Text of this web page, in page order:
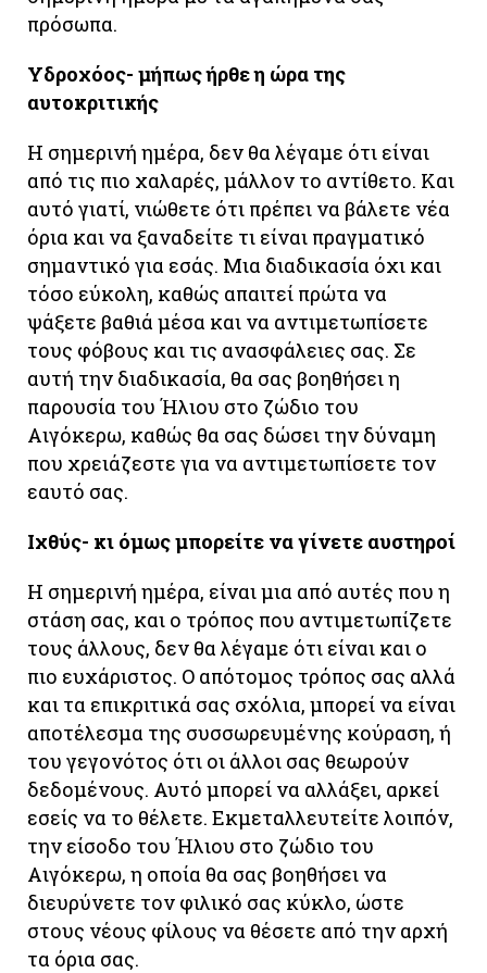
πρόσωπα.
Υδροχόος- μήπως ήρθε η ώρα της
αυτοκριτικής
Η σημερινή ημέρα, δεν θα λέγαμε ότι είναι
από τις πιο χαλαρές, μάλλον το αντίθετο. Και
αυτό γιατί, νιώθετε ότι πρέπει να βάλετε νέα
όρια και να ξαναδείτε τι είναι πραγματικό
σημαντικό για εσάς. Μια διαδικασία όχι και
τόσο εύκολη, καθώς απαιτεί πρώτα να
ψάξετε βαθιά μέσα και να αντιμετωπίσετε
τους φόβους και τις ανασφάλειες σας. Σε
αυτή την διαδικασία, θα σας βοηθήσει η
παρουσία του Ήλιου στο ζώδιο του
Αιγόκερω, καθώς θα σας δώσει την δύναμη
που χρειάζεστε για να αντιμετωπίσετε τον
εαυτό σας.
Ιχθύς- κι όμως μπορείτε να γίνετε αυστηροί
Η σημερινή ημέρα, είναι μια από αυτές που η
στάση σας, και ο τρόπος που αντιμετωπίζετε
τους άλλους, δεν θα λέγαμε ότι είναι και ο
πιο ευχάριστος. Ο απότομος τρόπος σας αλλά
και τα επικριτικά σας σχόλια, μπορεί να είναι
αποτέλεσμα της συσσωρευμένης κούραση, ή
του γεγονότος ότι οι άλλοι σας θεωρούν
δεδομένους. Αυτό μπορεί να αλλάξει, αρκεί
εσείς να το θέλετε. Εκμεταλλευτείτε λοιπόν,
την είσοδο του Ήλιου στο ζώδιο του
Αιγόκερω, η οποία θα σας βοηθήσει να
διευρύνετε τον φιλικό σας κύκλο, ώστε
στους νέους φίλους να θέσετε από την αρχή
τα όρια σας.